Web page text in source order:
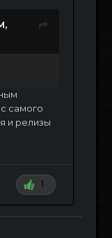
самого
и релизы
1